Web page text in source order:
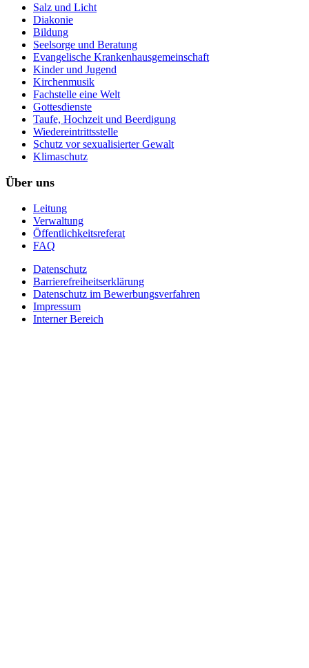
Salz und Licht
Diakonie
Bildung
Seelsorge und Beratung
Evangelische Krankenhausgemeinschaft
Kinder und Jugend
Kirchenmusik
Fachstelle eine Welt
Gottesdienste
Taufe, Hochzeit und Beerdigung
Wiedereintrittsstelle
Schutz vor sexualisierter Gewalt
Klimaschutz
Über uns
Leitung
Verwaltung
Öffentlichkeitsreferat
FAQ
Datenschutz
Barrierefreiheitserklärung
Datenschutz im Bewerbungsverfahren
Impressum
Interner Bereich